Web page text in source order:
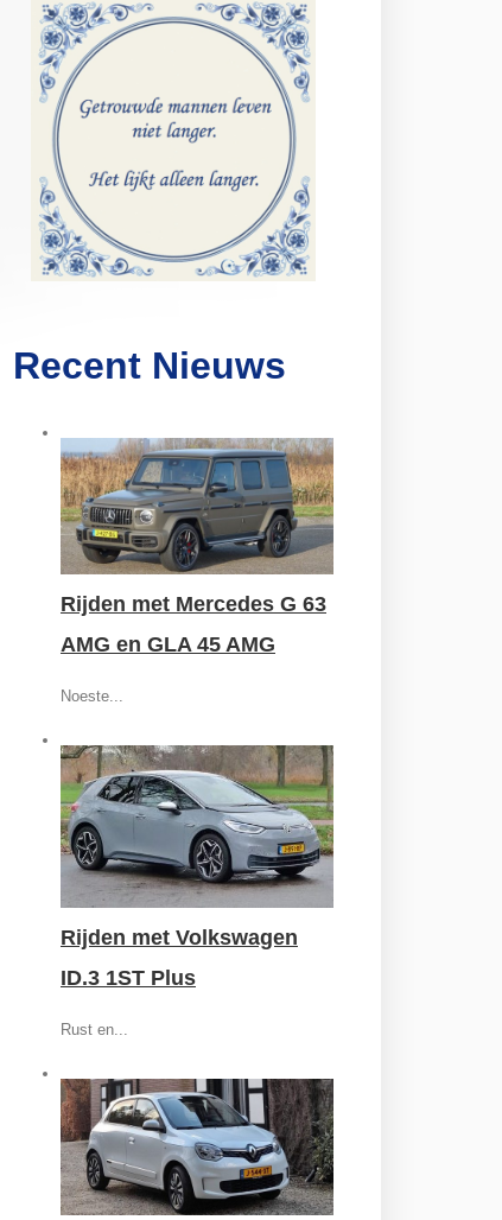
Recent Nieuws
Rijden met Mercedes G 63
AMG en GLA 45 AMG
Noeste...
Rijden met Volkswagen
ID.3 1ST Plus
Rust en...